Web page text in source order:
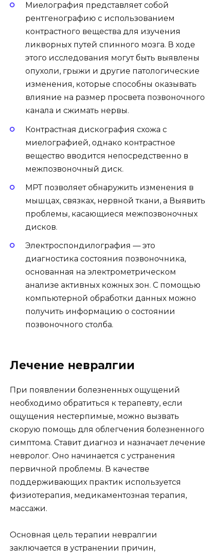
Миелография представляет собой
рентгенографию с использованием
контрастного вещества для изучения
ликворных путей спинного мозга. В ходе
этого исследования могут быть выявлены
опухоли, грыжи и другие патологические
изменения, которые способны оказывать
влияние на размер просвета позвоночного
канала и сжимать нервы.
Контрастная дискография схожа с
миелографией, однако контрастное
вещество вводится непосредственно в
межпозвоночный диск.
МРТ позволяет обнаружить изменения в
мышцах, связках, нервной ткани, а Выявить
проблемы, касающиеся межпозвоночных
дисков.
Электроспондилография — это
диагностика состояния позвоночника,
основанная на электрометрическом
анализе активных кожных зон. С помощью
компьютерной обработки данных можно
получить информацию о состоянии
позвоночного столба.
Лечение невралгии
При появлении болезненных ощущений
необходимо обратиться к терапевту, если
ощущения нестерпимые, можно вызвать
скорую помощь для облегчения болезненного
симптома. Ставит диагноз и назначает лечение
невролог. Оно начинается с устранения
первичной проблемы. В качестве
поддерживающих практик используется
физиотерапия, медикаментозная терапия,
массажи.
Основная цель терапии невралгии
заключается в устранении причин,